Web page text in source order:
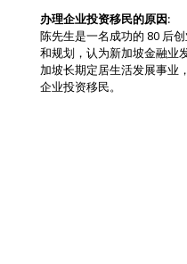
办理企业投资移民的原因:
陈先生是一名成功的 80 后
和规划，认为新加坡金融业
加坡长期定居生活发展事业
企业投资移民。